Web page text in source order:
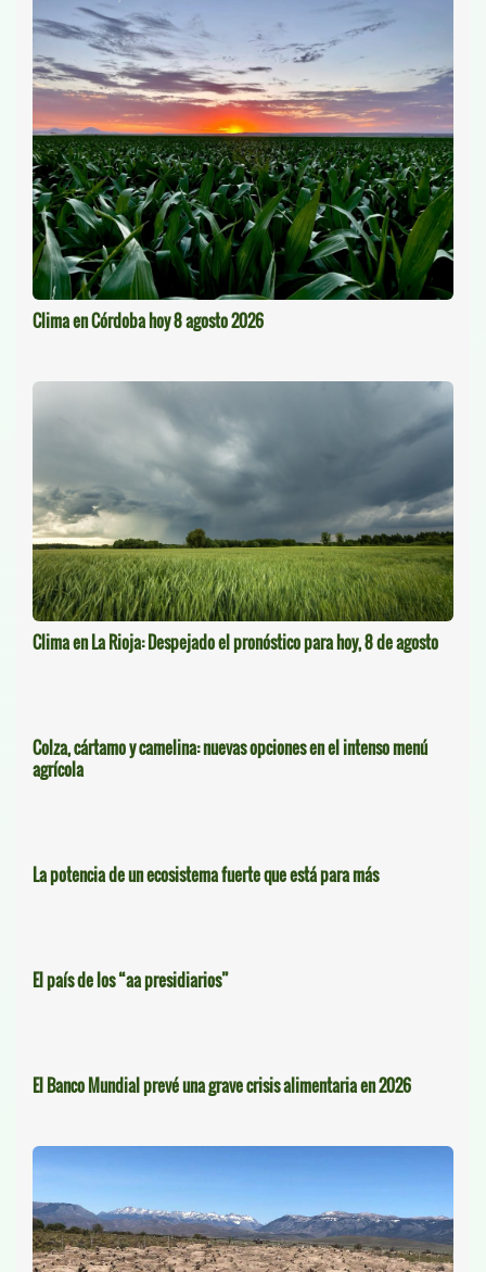
Clima en Córdoba hoy 8 agosto 2026
Clima en La Rioja: Despejado el pronóstico para hoy, 8 de agosto
Colza, cártamo y camelina: nuevas opciones en el intenso menú
agrícola
La potencia de un ecosistema fuerte que está para más
El país de los “aa presidiarios”
El Banco Mundial prevé una grave crisis alimentaria en 2026